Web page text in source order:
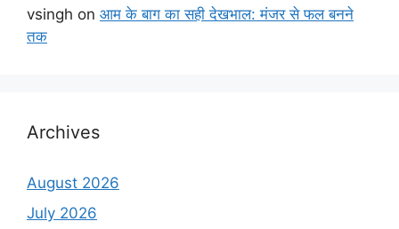
vsingh on आम के बाग का सही देखभाल: मंजर से फल बनने
तक
Archives
August 2026
July 2026